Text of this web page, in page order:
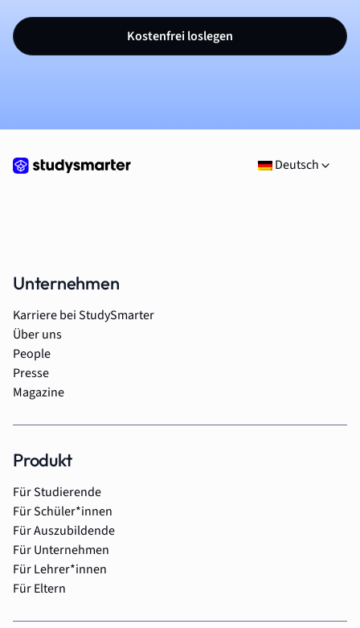
Kostenfrei loslegen
Deutsch
Unternehmen
Karriere bei StudySmarter
Über uns
People
Presse
Magazine
Produkt
Für Studierende
Für Schüler*innen
Für Auszubildende
Für Unternehmen
Für Lehrer*innen
Für Eltern